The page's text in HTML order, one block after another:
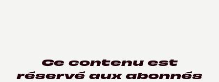
Ce contenu est
réservé aux abonnés